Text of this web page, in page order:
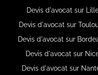
Devis d'avocat sur
Devis d'avocat sur
Devis d'avocat sur
Devis d'avocat sur
Devis d'avocat sur